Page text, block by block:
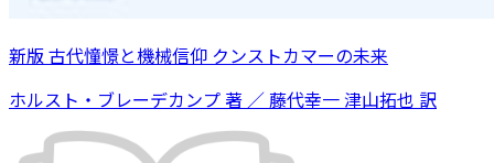
新版 古代憧憬と機械信仰 クンストカマーの未来
ホルスト・ブレーデカンプ 著 ／ 藤代幸一 津山拓也 訳